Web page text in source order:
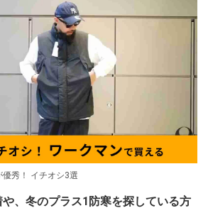
秀！ イチオシ3選
、冬のプラス1防寒を探している方